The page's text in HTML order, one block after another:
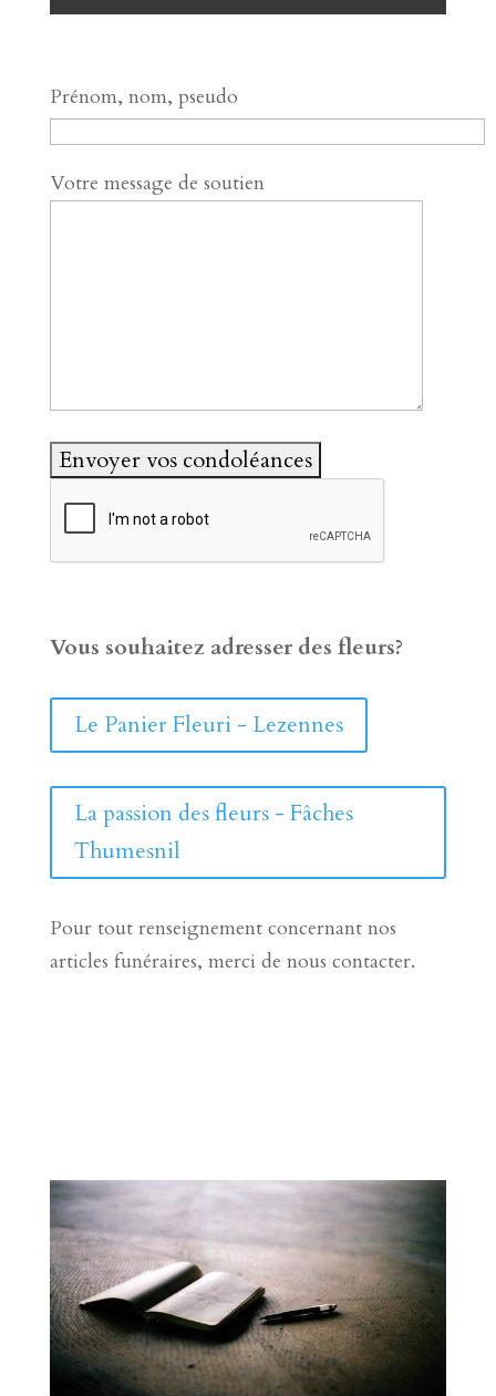
Prénom, nom, pseudo
Votre message de soutien
Vous souhaitez adresser des fleurs?
Le Panier Fleuri - Lezennes
La passion des fleurs - Fâches
Thumesnil
Pour tout renseignement concernant nos
articles funéraires, merci de nous contacter.